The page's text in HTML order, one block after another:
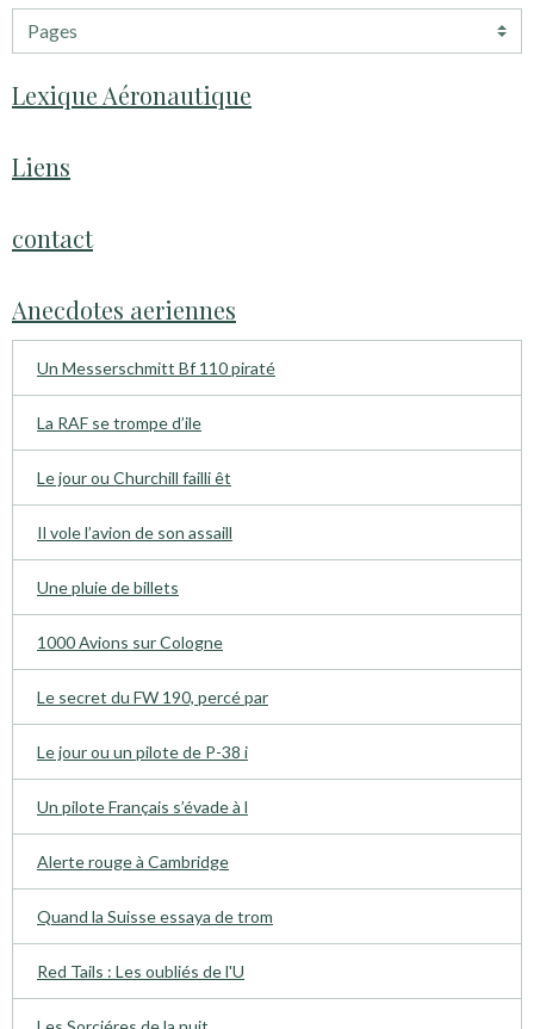
Lexique Aéronautique
Liens
contact
Anecdotes aeriennes
Un Messerschmitt Bf 110 piraté
La RAF se trompe d’ile
Le jour ou Churchill failli êt
Il vole l’avion de son assaill
Une pluie de billets
1000 Avions sur Cologne
Le secret du FW 190, percé par
Le jour ou un pilote de P-38 i
Un pilote Français s’évade à l
Alerte rouge à Cambridge
Quand la Suisse essaya de trom
Red Tails : Les oubliés de l'U